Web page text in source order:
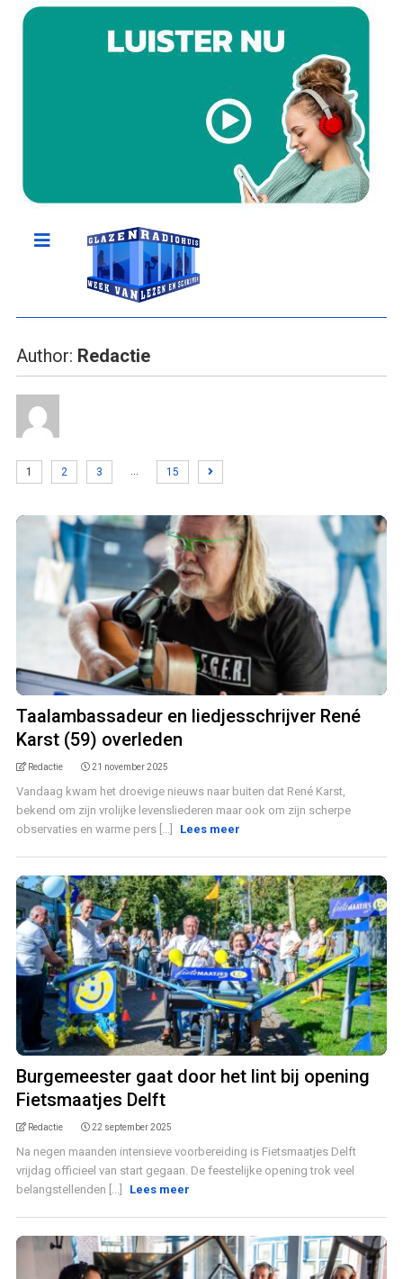
Author: Redactie
1 2 3 15
Taalambassadeur en liedjesschrijver René
Karst (59) overleden
Redactie 21 november 2025
Vandaag kwam het droevige nieuws naar buiten dat René Karst,
bekend om zijn vrolijke levensliederen maar ook om zijn scherpe
observaties en warme pers [...]
Lees meer
Burgemeester gaat door het lint bij opening
Fietsmaatjes Delft
Redactie 22 september 2025
Na negen maanden intensieve voorbereiding is Fietsmaatjes Delft
vrijdag officieel van start gegaan. De feestelijke opening trok veel
belangstellenden [...]
Lees meer